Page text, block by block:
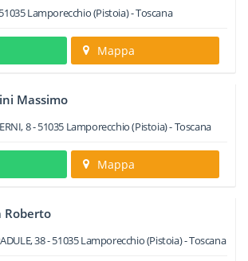
51035Lamporecchio(Pistoia) -Toscana
Mappa
Massimo
8-51035 Lamporecchio(Pistoia) -Toscana
Mappa
Roberto
38-51035Lamporecchio(Pistoia) -Toscana